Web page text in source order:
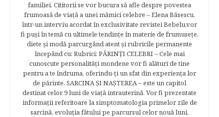
familiei. Cititorii se vor bucura să afle despre povestea
frumoasă de viață a unei mămici celebre – Elena Băsescu,
într-un interviu acordat în exclusivitate revistei Bebelu,vor
fi puşi în temă cu ultimele tendinţe în materie de frumuseţe,
diete şi modă parcurgând atent şi rubricile permanente
începând cu: Rubrici: PĂRINŢI CELEBRI – Cele mai
cunoscute personalităţi mondene vor fi alături de tine
pentru a te îndruma, oferindu-ţi un sfat din experienţa lor
de părinte. SARCINA ŞI NAŞTEREA – este un capitol
destinat celor 9 luni de viaţă intrauterină. Vor fi prezentate
informaţii referitoare la simptomatologia primelor zile de
sarcină, evoluţia fătului pe parcursul celor nouă luni,